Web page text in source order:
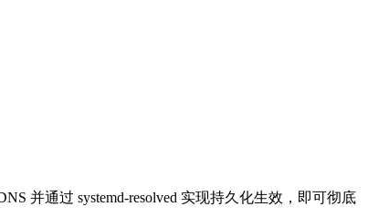
并通过 systemd-resolved 实现持久化生效，即可彻底